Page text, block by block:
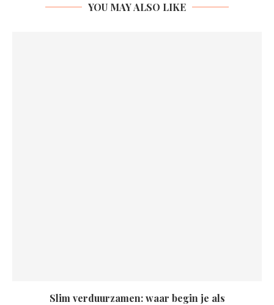
YOU MAY ALSO LIKE
Slim verduurzamen: waar begin je als